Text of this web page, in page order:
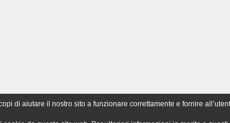
di aiutare il nostro sito a funzionare correttamente e fornire